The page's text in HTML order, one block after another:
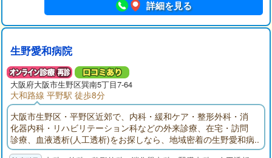
詳細を見る
生野愛和病院
大阪府大阪市生野区巽南5丁目7-64
大和路線 平野駅 徒歩8分
大阪市生野区・平野区近郊で、内科・緩和ケア・整形外科・消
化器内科・リハビリテーション科などの外来診療、在宅・訪問
診療、血液透析(人工透析)をお探しなら、地域密着の生野愛和病
院へ。ケアプランセンターいくのあいわ、いくの愛和病院訪問